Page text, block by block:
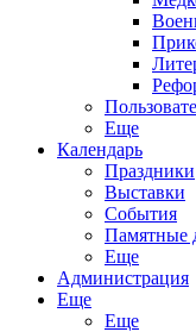
Еще
Календарь
Праздники
Выставки
События
Памятные
Еще
Администрация
Еще
Еще